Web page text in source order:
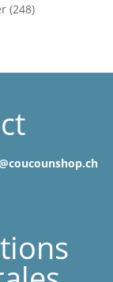
248248